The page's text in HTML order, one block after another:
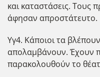
και καταστάσεις. Τους
άφησαν απροστάτευτο.
Υγ4. Κάποιοι τα
απολαμβάνουν. Έχουν
παρακολουθούν το